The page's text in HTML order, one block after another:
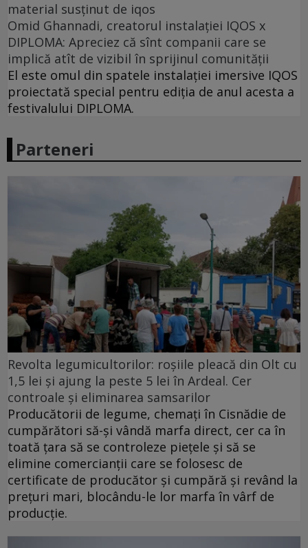
material susținut de iqos
Omid Ghannadi, creatorul instalației IQOS x
DIPLOMA: Apreciez că sînt companii care se
implică atît de vizibil în sprijinul comunității
El este omul din spatele instalației imersive IQOS
proiectată special pentru ediția de anul acesta a
festivalului DIPLOMA.
Parteneri
Revolta legumicultorilor: roșiile pleacă din Olt cu
1,5 lei și ajung la peste 5 lei în Ardeal. Cer
controale și eliminarea samsarilor
Producătorii de legume, chemați în Cisnădie de
cumpărători să-și vândă marfa direct, cer ca în
toată țara să se controleze piețele și să se
elimine comercianții care se folosesc de
certificate de producător și cumpără și revând la
prețuri mari, blocându-le lor marfa în vârf de
producție.